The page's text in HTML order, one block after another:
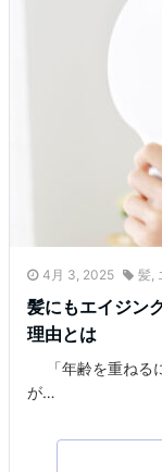
4月 3, 2025 髪,
髪にもエイジン
理由とは
「年齢を重ねる
が…